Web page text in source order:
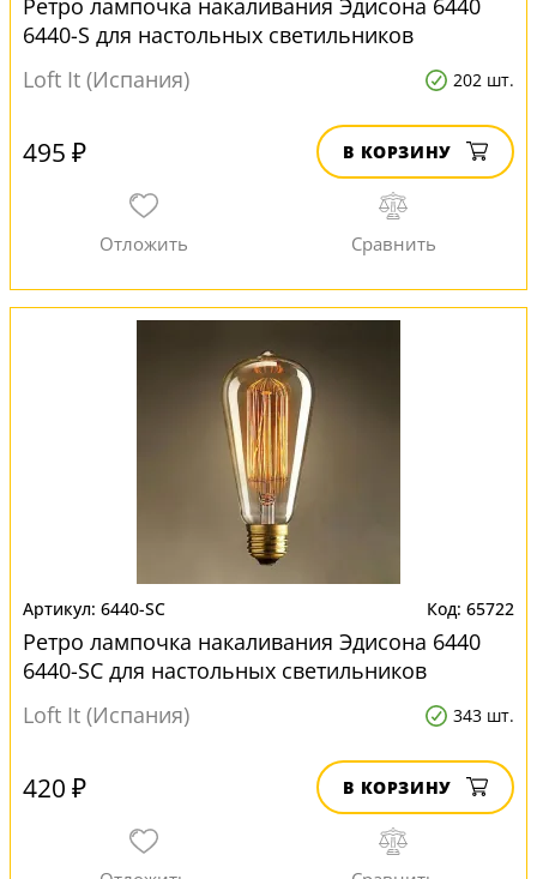
Ретро лампочка накаливания Эдисона 6440
6440-S для настольных светильников
Loft It (Испания)
202 шт.
495 ₽ В КОРЗИНУ
6440-SC 65722
Ретро лампочка накаливания Эдисона 6440
6440-SC для настольных светильников
Loft It (Испания)
343 шт.
420 ₽ В КОРЗИНУ